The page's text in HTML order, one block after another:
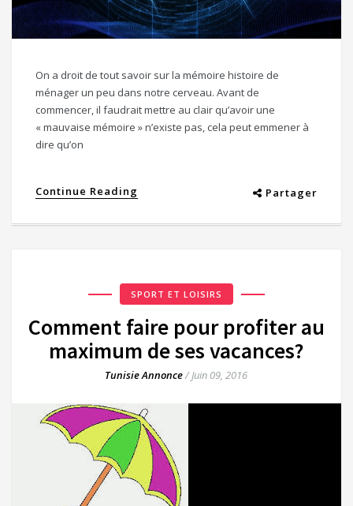
On a droit de tout savoir sur la mémoire histoire de
ménager un peu dans notre cerveau. Avant de
commencer, il faudrait mettre au clair qu’avoir une
« mauvaise mémoire » n’existe pas, cela peut emmener à
dire qu’on
Continue Reading Partager
SPORT ET LOISIRS
Comment faire pour profiter au
maximum de ses vacances?
Tunisie Annonce/Juin 09, 2016